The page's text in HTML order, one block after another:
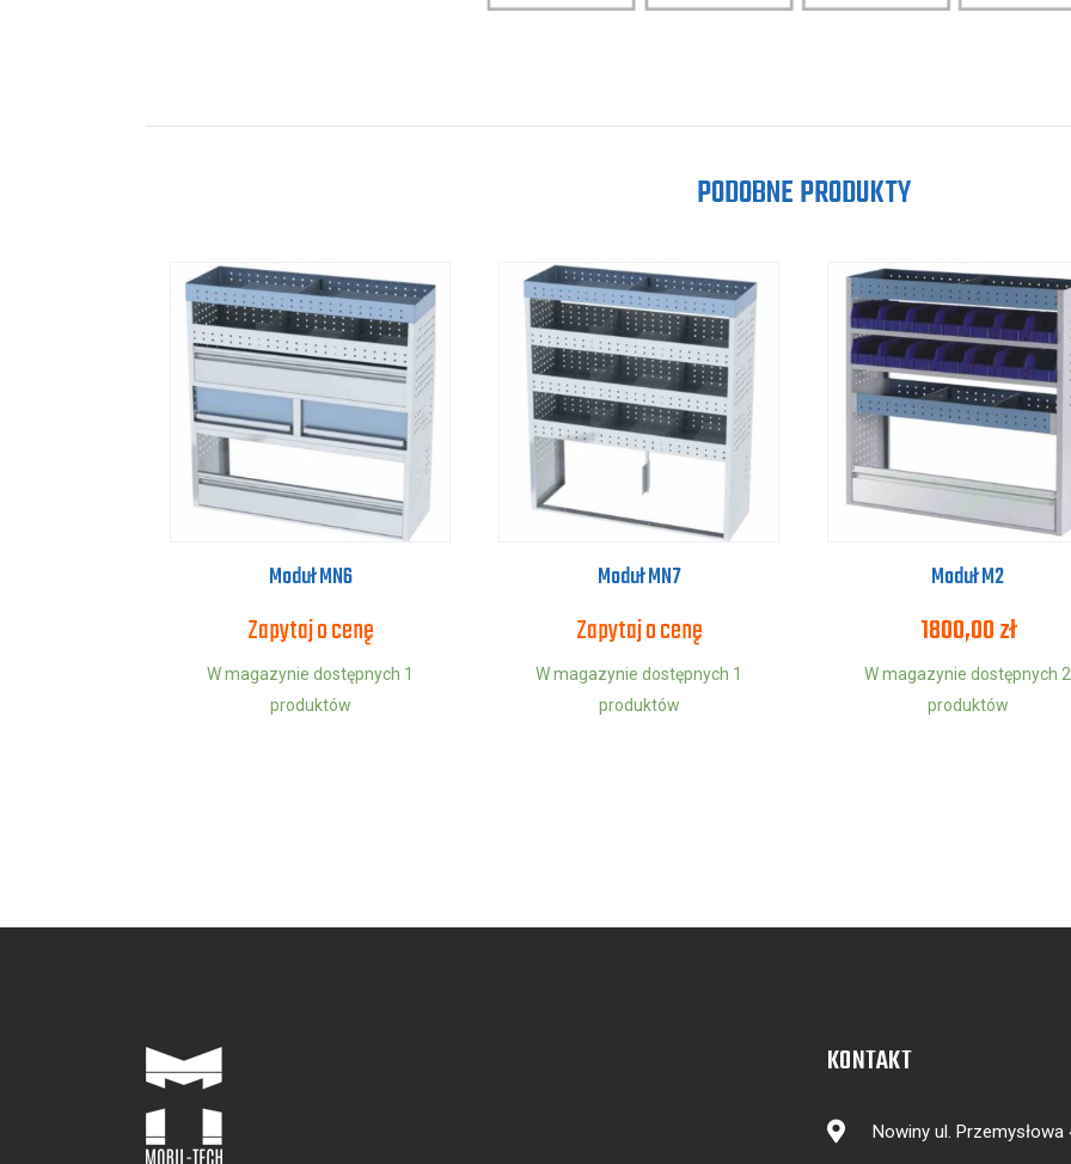
PODOBNE PRODUKTY
Moduł MN6
Zapytaj o cenę
W magazynie dostępnych 1
produktów
Moduł MN7
Zapytaj o cenę
W magazynie dostępnych 1
produktów
Moduł M2
1800,00zł
W magazynie dostępnych 2
produktów
KONTAKT
Nowiny ul. Przemysłowa